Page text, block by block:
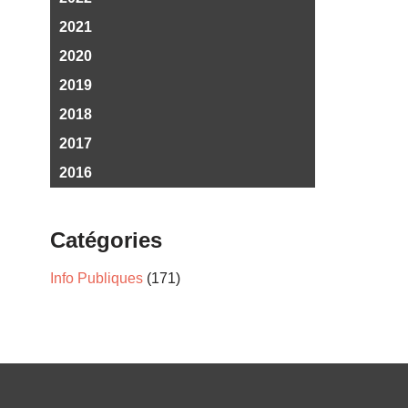
2021
2020
2019
2018
2017
2016
Catégories
Info Publiques (171)